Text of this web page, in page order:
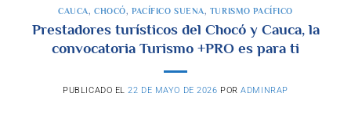
CAUCA,CHOCÓ, PACÍFICO SUENA, TURISMO PACÍFICO
Prestadores turísticos del Chocó y Cauca, la
convocatoria Turismo +PRO es para ti
PUBLICADO EL22 DE MAYO DE 2026 PORADMINRAP